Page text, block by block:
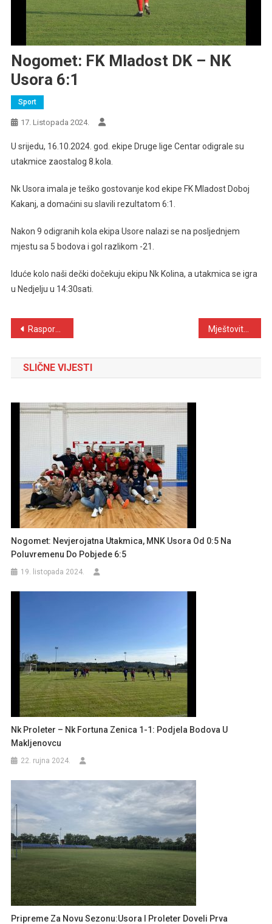
Nogomet: FK Mladost DK – NK
Usora 6:1
Sport
17. Listopada 2024.
U srijedu, 16.10.2024. god. ekipe Druge lige Centar odigrale su
utakmice zaostalog 8.kola.
Nk Usora imala je teško gostovanje kod ekipe FK Mladost Doboj
Kakanj, a domaćini su slavili rezultatom 6:1.
Nakon 9 odigranih kola ekipa Usore nalazi se na posljednjem
mjestu sa 5 bodova i gol razlikom -21.
Iduće kolo naši dečki dočekuju ekipu Nk Kolina, a utakmica se igra
u Nedjelju u 14:30sati.
Navigacija
objava
Raspored Svetih Misa na grobljima Župe Sivša u nadolazećim danima
SLIČNE VIJESTI
Nogomet: Nevjerojatna Utakmica, MNK Usora Od 0:5 Na
Poluvremenu Do Pobjede 6:5
19. listopada 2024.
Nk Proleter – Nk Fortuna Zenica 1-1: Podjela Bodova U
Makljenovcu
22. rujna 2024.
Pripreme Za Novu Sezonu:Usora I Proleter Doveli Prva